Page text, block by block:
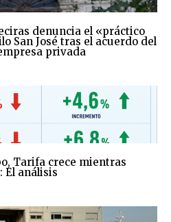
denuncia el «práctico
San José tras el acuerdo del
privada
Tarifa crece mientras
El análisis